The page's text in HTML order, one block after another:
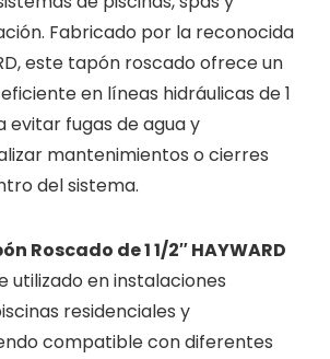
Fabricado por la reconocida
, este tapón roscado ofrece un
en líneas hidráulicas de 1
evitar fugas de agua y
mantenimientos o cierres
del sistema.
Roscado de 1 1/2″ HAYWARD
utilizado en instalaciones
residenciales y
compatible con diferentes